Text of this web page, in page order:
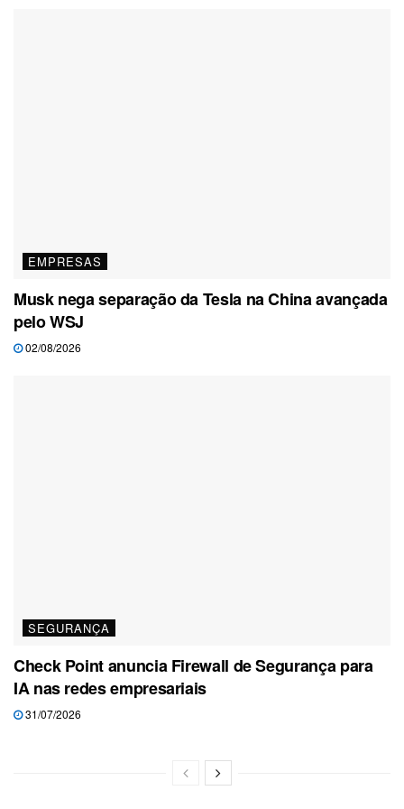
EMPRESAS
Musk nega separação da Tesla na China avançada
pelo WSJ
02/08/2026
SEGURANÇA
Check Point anuncia Firewall de Segurança para
IA nas redes empresariais
31/07/2026